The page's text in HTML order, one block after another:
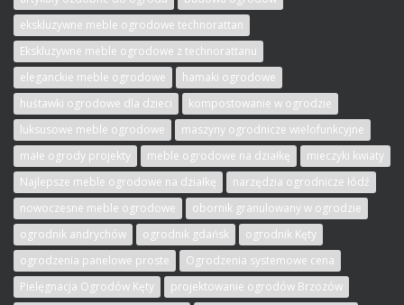
ekskluzywne meble ogrodowe technorattan
Ekskluzywne meble ogrodowe z technorattanu
eleganckie meble ogrodowe
hamaki ogrodowe
huśtawki ogrodowe dla dzieci
kompostowanie w ogrodzie
luksusowe meble ogrodowe
maszyny ogrodnicze wielofunkcyjne
małe ogrody projekty
meble ogrodowe na działkę
mieczyki kwiaty
Najlepsze meble ogrodowe na działkę
narzędzia ogrodnicze łódź
nowoczesne meble ogrodowe
obornik granulowany w ogrodzie
ogrodnik andrychów
ogrodnik gdańsk
ogrodnik Kęty
ogrodzenia panelowe proste
Ogrodzenia systemowe cena
Pielęgnacja Ogrodów Kęty
projektowanie ogrodów Brzozów